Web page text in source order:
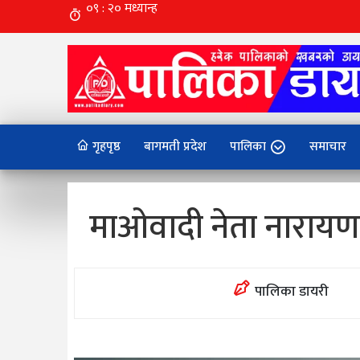
गृहपृष्ठ बागमती प्रदेश पालिका समाचार
माओवादी नेता
पालिका डायरी